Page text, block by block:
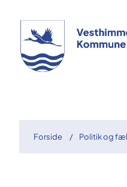
Forside Politik og